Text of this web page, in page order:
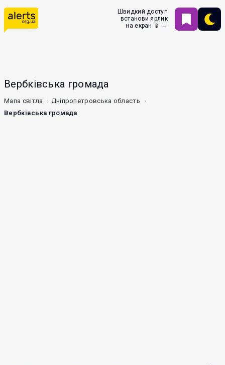
Швидкий доступ
встанови ярлик
на екран 📱 →
Вербківська громада
Мапа світла
Дніпропетровська область
Вербківська громада